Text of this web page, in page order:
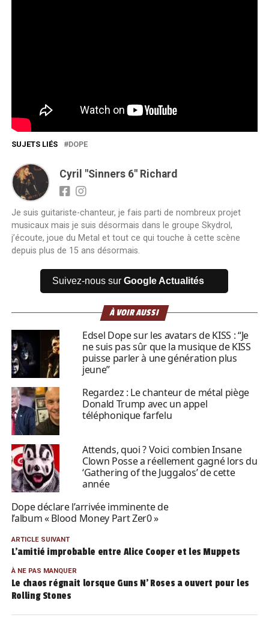
SUJETS LIÉS DOPE
Cyril "Sinners 6" Richard
Je suis guitariste-chanteur, je fais parti de nombreux projet
musicaux mais je suis désormais dans le groupe Skydrol,
j’écoute, joue du Metal et tout ce qui touche à cette scène
depuis plus de 15 ans désormais.
Suivez-nous surGoogle Actualités
À VOIR AUSSI
Edsel Dope sur les avatars de KISS : “Je
ne suis pas sûr que la musique de KISS
puisse parler à une génération plus
jeune”
Regardez : Le chanteur de métal piège
Donald Trump avec un appel
téléphonique farfelu
Attends, quoi ? Voici combien Insane
Clown Posse a réellement gagné lors du
‘Gathering of the Juggalos’ de cette
année
Dope déclare l’arrivée imminente de
l’album « Blood Money Part Zer0 »
ARTICLE SUIVANT
L’amitié improbable entre Alice Cooper et les Muppets
À NE PAS MANQUER
Le chaos régnait lorsque Guns N’ Roses a ouvert pour les
Rolling Stones